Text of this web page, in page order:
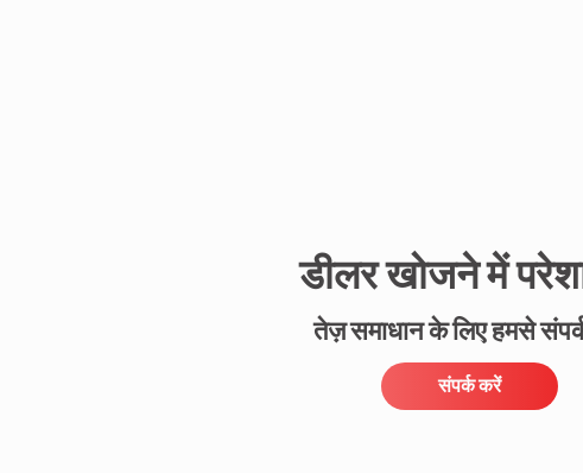
डीलर खोजने में
तेज़ समाधान के लिए हमसे
संपर्क करें